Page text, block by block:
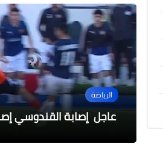
الرياضة
عاجل إصابة القندوسي
الرياضة
تشكيل الأهلي أمام
المصري
محافظات
تشديد الرقابة على
البحر الاحمر
مقالات
الرحّالة العالمى العرجان
بسيناء سيرًا على الأقدام
مقالات
خبراء الآثار واليونسكو
لحملة الدفاع عن الحضارة